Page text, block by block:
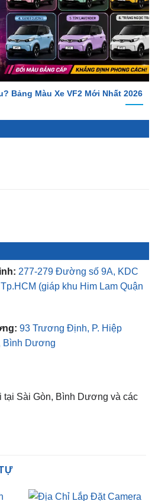
Bảng Màu Xe VF2 Mới Nhất 2026
277-279 Đường số 9A, KDC
Sài Gòn, Bình Dương và các